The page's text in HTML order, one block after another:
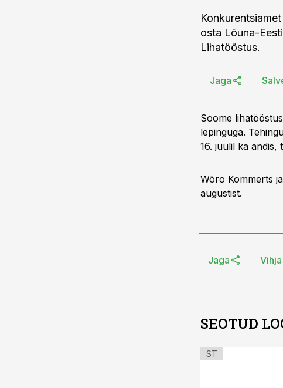
osta Lõuna-
Lihatööstus.
Jaga
Soome
lepinguga.
16. juulil ka andis,
Wõro Kommerts
augustist.
Jaga Vihja
SEOTUD
ST